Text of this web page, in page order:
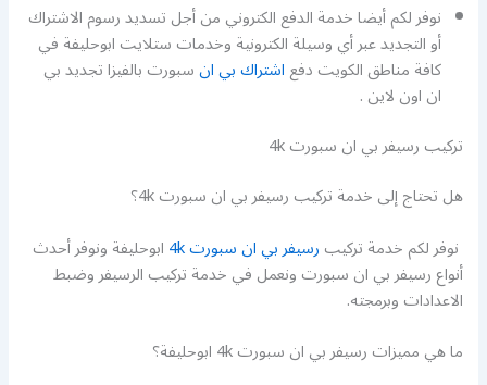
نوفر لكم أيضا خدمة الدفع الكتروني من أجل تسديد رسوم الاشتراك
أو التجديد عبر أي وسيلة الكترونية وخدمات ستلايت ابوحليفة في
كافة مناطق الكويت دفعاشتراك بي انسبورت بالفيزا تجديد بي
ان اون لاين .
تركيب رسيفر بي ان سبورت 4k
هل تحتاج إلى خدمة تركيب رسيفر بي ان سبورت 4k؟
نوفر لكم خدمة تركيبرسيفر بي ان سبورت 4k ابوحليفة ونوفر أحدث
أنواع رسيفر بي ان سبورت ونعمل في خدمة تركيب الرسيفر وضبط
الاعدادات وبرمجته.
ما هي مميزات رسيفر بي ان سبورت 4k ابوحليفة؟